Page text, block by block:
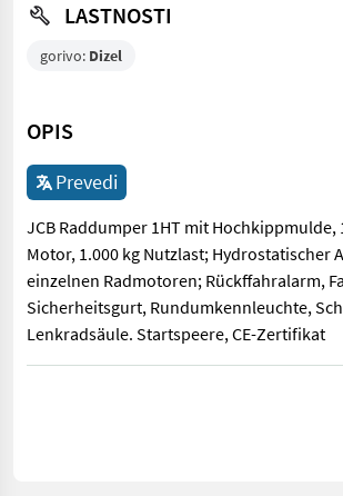
LASTNOSTI
gorivo: Dizel
OPIS
Prevedi
JCB Raddumper 1HT mit Hochkippmulde,
Motor, 1.000 kg Nutzlast; Hydrostatischer
einzelnen Radmotoren; Rückffahralarm,
Sicherheitsgurt, Rundumkennleuchte,
Lenkradsäule. Startspeere, CE-Zertifikat
JCB Raddumper 1HT mit